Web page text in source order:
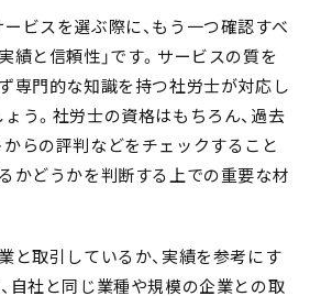
ビスを選ぶ際に、もう一つ確認すべ
実績と信頼性 」です。サービスの質を
専門的な知識を持つ社労士が対応し
う。社労士の資格はもちろん、過去
らの評判などをチェックすること
かどうかを判断する上での重要な材
と取引しているか、実績を参考にす
自社と同じ業種や規模の企業との取